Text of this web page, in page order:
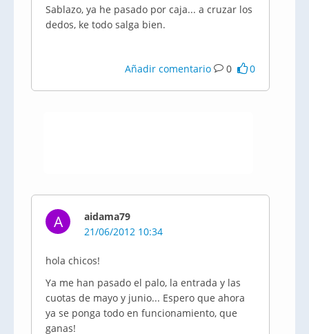
Sablazo, ya he pasado por caja... a cruzar los
dedos, ke todo salga bien.
Añadir comentario 0 0
A
aidama79
21/06/2012 10:34
hola chicos!
Ya me han pasado el palo, la entrada y las
cuotas de mayo y junio... Espero que ahora
ya se ponga todo en funcionamiento, que
ganas!